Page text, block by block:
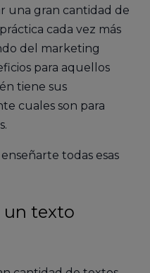
una gran cantidad de
cada vez más
del marketing
para aquellos
tiene sus
cuales son para
todas esas
un texto